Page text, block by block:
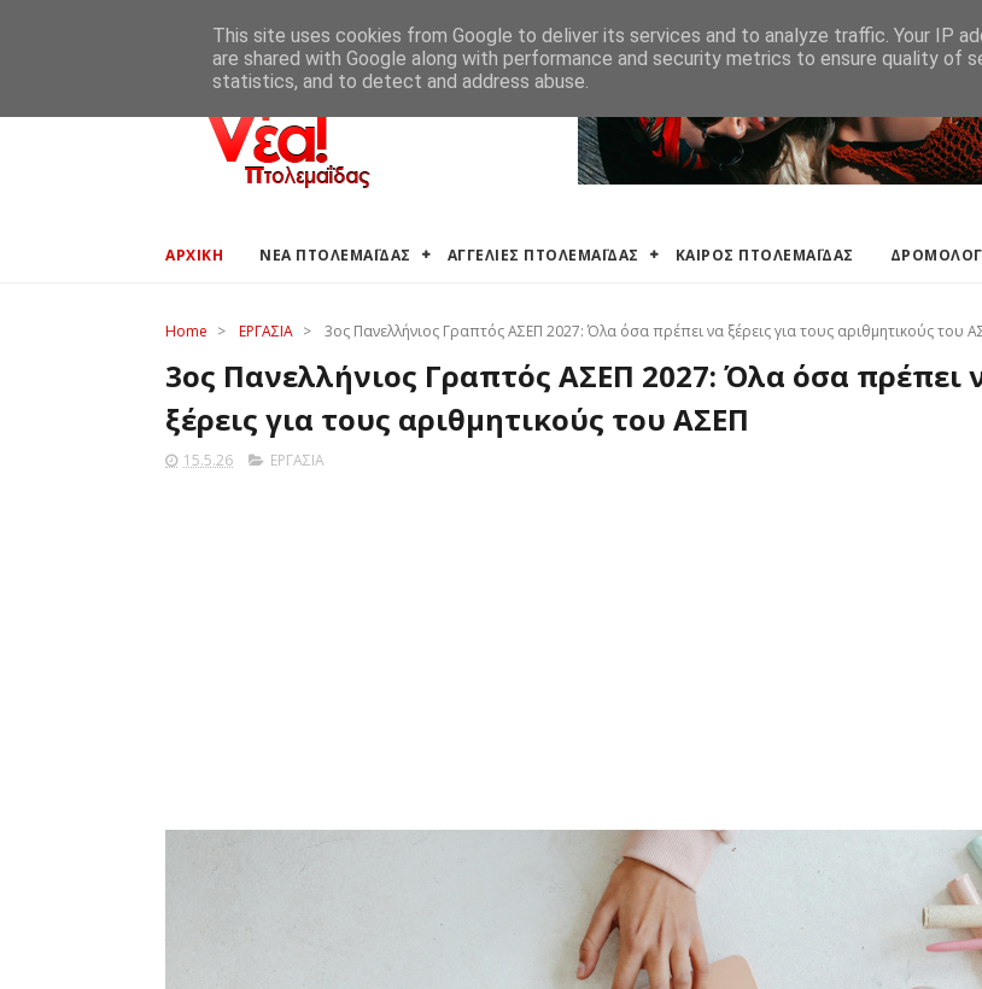
ΑΓΓΕΛΙΕΣ ΠΤΟΛΕΜΑΪΔΑΣ ΔΡΟΜΟΛΟΓΙΑ ΚΤΕΛ ΠΤΟΛΕΜΑΙΔΑΣ
ΑΡΧΙΚΗ ΝΕΑ ΠΤΟΛΕΜΑΪΔΑΣ ΑΓΓΕΛΙΕΣ ΠΤΟΛΕΜΑΪΔΑΣ ΚΑΙΡΟΣ ΠΤΟΛΕΜΑΪΔΑΣ
Home > ΕΡΓΑΣΙΑ > 3ος Πανελλήνιος Γραπτός ΑΣΕΠ 2027: Όλα όσα πρέπει να ξέρεις για τους αριθμητικούς του
3ος Πανελλήνιος Γραπτός ΑΣΕΠ 2027: Όλα όσα πρέπει
ξέρεις για τους αριθμητικούς του ΑΣΕΠ
15.5.26 ΕΡΓΑΣΙΑ
This site uses cookies from Google to deliver its services and to analyze traffic. Your IP
are shared with Google along with performance and security metrics to ensure quality of
statistics, and to detect and address abuse.